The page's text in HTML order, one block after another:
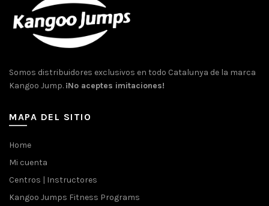
Somos distribuidores exclusivos en todo Catalunya de la marca
Kangoo Jump. ¡No aceptes imitaciones!
MAPA DEL SITIO
Home
Mi cuenta
Centros | Instructores
Kangoo Jumps Fitness Programs